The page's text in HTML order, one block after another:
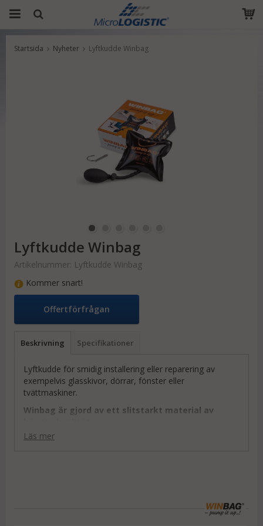
Produkten har blivit tillagd i varukorgen
Startsida Nyheter Lyftkudde Winbag
Lyftkudde Winbag
Artikelnummer: Lyftkudde Winbag
Kommer snart!
Offertförfrågan
Beskrivning Specifikationer
Lyftkudde för smidig installering eller reparering av
exempelvis glasskivor, dörrar, fönster eller
tvättmaskiner.
Winbag är gjord av ett slitstarkt material av
Med hjälp av lyftkudden kan en person ensam bekvämt
Läs mer